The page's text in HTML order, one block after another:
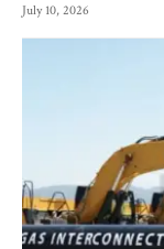
July 10, 2026